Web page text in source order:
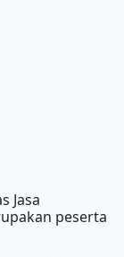
Jasa
peserta